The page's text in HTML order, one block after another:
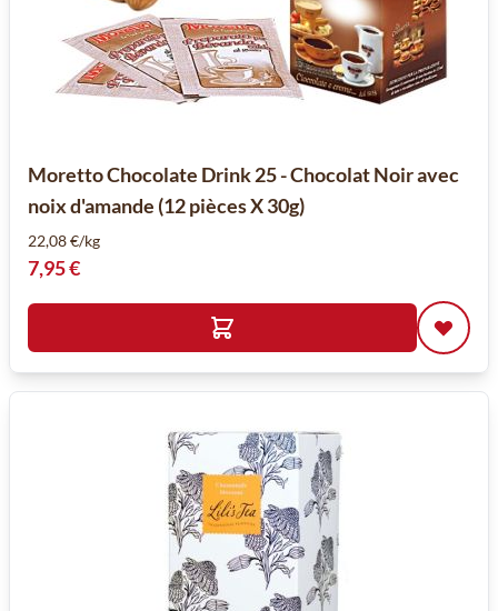
Moretto Chocolate Drink 25 - Chocolat Noir avec
noix d'amande (12 pièces X 30g)
22,08 €/kg
7,95 €